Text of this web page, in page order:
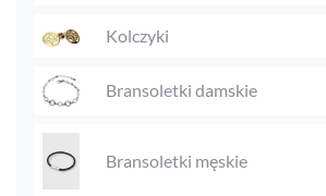
Kolczyki
Bransoletki damskie
Bransoletki męskie